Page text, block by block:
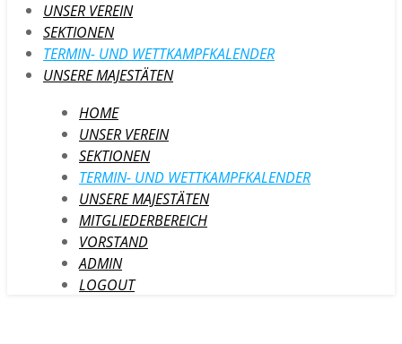
UNSER VEREIN
SEKTIONEN
TERMIN- UND WETTKAMPFKALENDER
UNSERE MAJESTÄTEN
HOME
UNSER VEREIN
SEKTIONEN
TERMIN- UND WETTKAMPFKALENDER
UNSERE MAJESTÄTEN
MITGLIEDERBEREICH
VORSTAND
ADMIN
LOGOUT